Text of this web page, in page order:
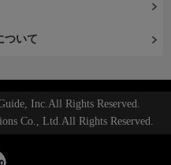
ついて
Inc.All Rights Reserved.
Co., Ltd.All Rights Reserved.